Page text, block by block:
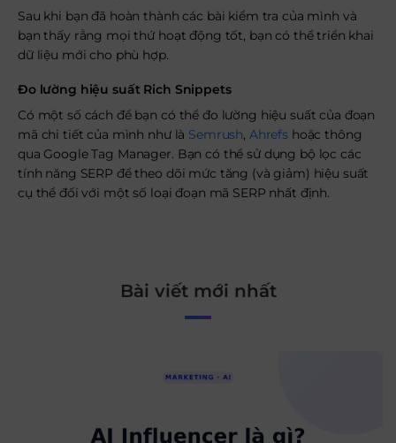
Sau khi bạn đã hoàn thành các bài kiểm tra của mình và
bạn thấy rằng mọi thứ hoạt động tốt, bạn có thể triển khai
dữ liệu mới cho phù hợp.
Đo lường hiệu suất Rich Snippets
Có một số cách để bạn có thể đo lường hiệu suất của đoạn
mã chi tiết của mình như là Semrush, Ahrefs hoặc thông
qua Google Tag Manager. Bạn có thể sử dụng bộ lọc các
tính năng SERP để theo dõi mức tăng (và giảm) hiệu suất
cụ thể đối với một số loại đoạn mã SERP nhất định.
Bài viết mới nhất